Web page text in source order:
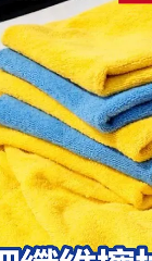
購物說明